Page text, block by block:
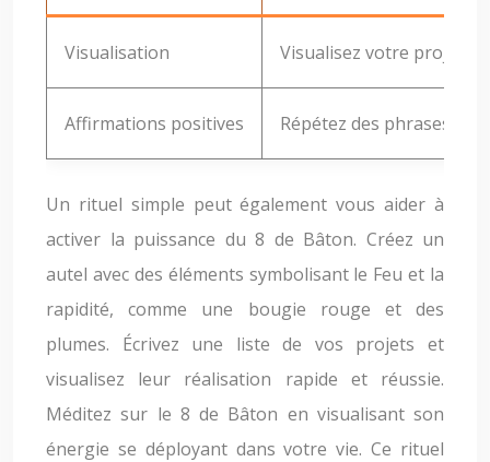
Visualisation Visualisez votre projet
Affirmations positives Répétez des phrases
Un rituel simple peut également vous aider à
activer la puissance du 8 de Bâton. Créez un
autel avec des éléments symbolisant le Feu et la
rapidité, comme une bougie rouge et des
plumes. Écrivez une liste de vos projets et
visualisez leur réalisation rapide et réussie.
Méditez sur le 8 de Bâton en visualisant son
énergie se déployant dans votre vie. Ce rituel